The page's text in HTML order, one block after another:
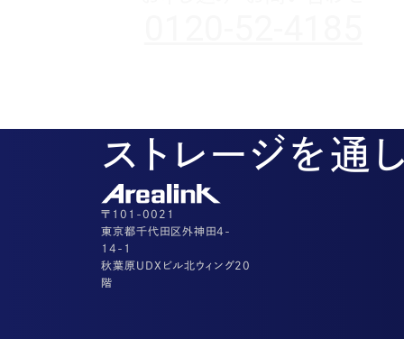
ストレージを通
〒101-0021
東京都千代田区外神田4-
14-1
秋葉原UDXビル北ウィング20
階